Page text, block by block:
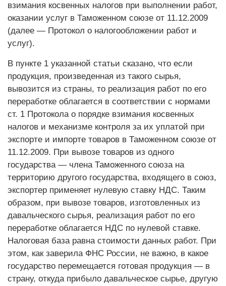
взимания косвенных налогов при выполнении работ,
оказании услуг в Таможенном союзе от 11.12.2009
(далее — Протокол о налогообложении работ и
услуг).
В пункте 1 указанной статьи сказано, что если
продукция, произведенная из такого сырья,
вывозится из страны, то реализация работ по его
переработке облагается в соответствии с нормами
ст. 1 Протокола о порядке взимания косвенных
налогов и механизме контроля за их уплатой при
экспорте и импорте товаров в Таможенном союзе от
11.12.2009. При вывозе товаров из одного
государства — члена Таможенного союза на
территорию другого государства, входящего в союз,
экспортер применяет нулевую ставку НДС. Таким
образом, при вывозе товаров, изготовленных из
давальческого сырья, реализация работ по его
переработке облагается НДС по нулевой ставке.
Налоговая база равна стоимости данных работ. При
этом, как заверила ФНС России, не важно, в какое
государство перемещается готовая продукция — в
страну, откуда прибыло давальческое сырье, другую